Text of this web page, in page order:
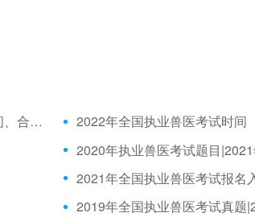
2021年全国执业兽医资格考试成绩公布时间、合格分数线
2022年全国执业兽医考试时间
2021年全国执业兽医考试报名